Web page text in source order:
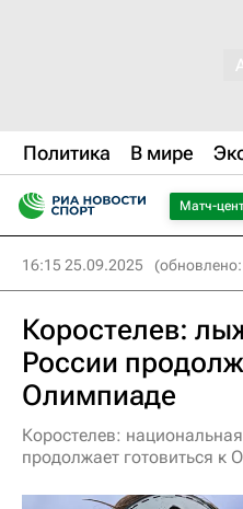
Политика В мире
Матч-
16:15 25.09.2025
Коростелев:
России
Олимпиаде
Коростелев:
продолжает готовиться к